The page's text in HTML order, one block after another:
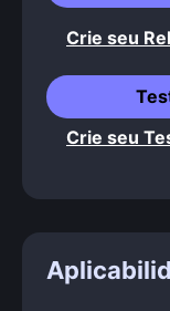
Crie seu
Crie seu